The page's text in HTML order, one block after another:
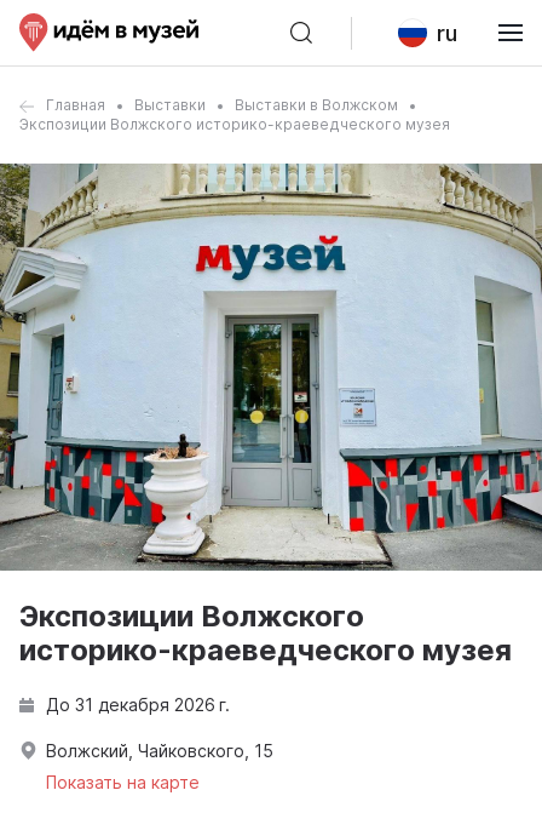
ru
Главная Выставки
Выставки в Волжском
Экспозиции Волжского историко-краеведческого музея
Экспозиции Волжского
историко-краеведческого музея
До 31 декабря 2026 г.
Волжский, Чайковского, 15
Показать на карте